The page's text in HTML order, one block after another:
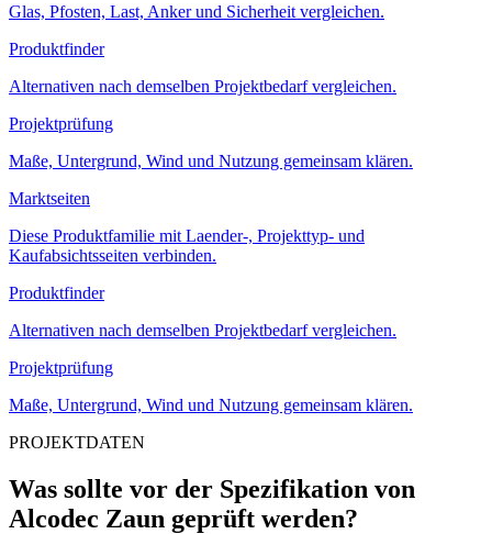
Glas, Pfosten, Last, Anker und Sicherheit vergleichen.
Produktfinder
Alternativen nach demselben Projektbedarf vergleichen.
Projektprüfung
Maße, Untergrund, Wind und Nutzung gemeinsam klären.
Marktseiten
Diese Produktfamilie mit Laender-, Projekttyp- und
Kaufabsichtsseiten verbinden.
Produktfinder
Alternativen nach demselben Projektbedarf vergleichen.
Projektprüfung
Maße, Untergrund, Wind und Nutzung gemeinsam klären.
PROJEKTDATEN
Was sollte vor der Spezifikation von
Alcodec Zaun geprüft werden?